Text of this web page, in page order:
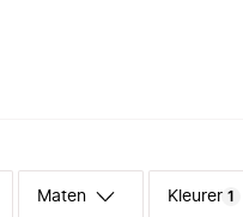
Maten Kleuren 1